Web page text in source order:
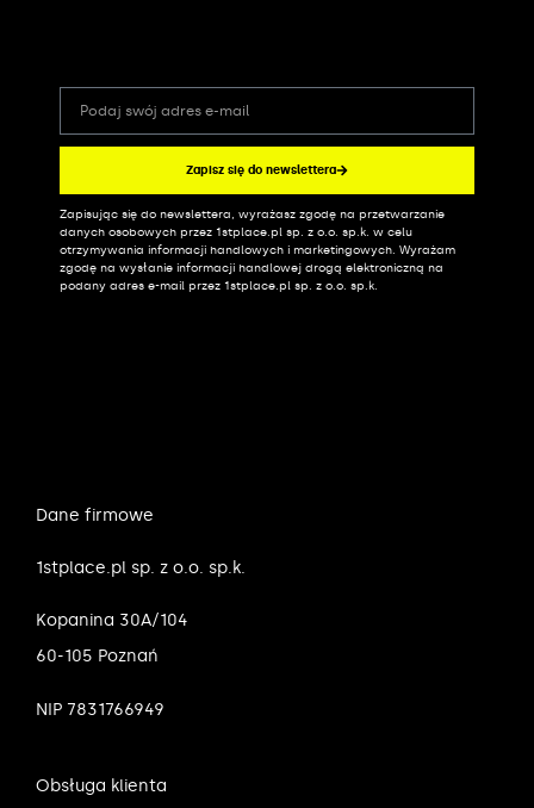
Zapisz się do newslettera
Alternative:
Zapisując się do newslettera, wyrażasz zgodę na przetwarzanie
danych osobowych przez 1stplace.pl sp. z o.o. sp.k. w celu
otrzymywania informacji handlowych i marketingowych. Wyrażam
zgodę na wysłanie informacji handlowej drogą elektroniczną na
podany adres e-mail przez 1stplace.pl sp. z o.o. sp.k.
Dane firmowe
1stplace.pl sp. z o.o. sp.k.
Kopanina 30A/104
60-105 Poznań
NIP 7831766949
Obsługa klienta